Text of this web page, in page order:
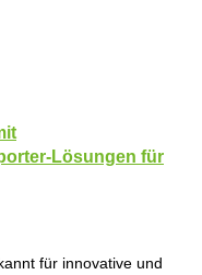
Lösungen für
für innovative und